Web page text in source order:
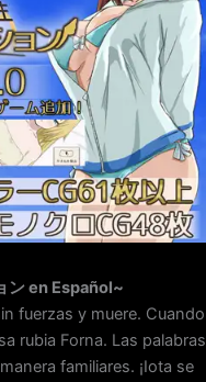
ン en Español~
fuerzas y muere. Cuando
rubia Forna. Las palabras
familiares. ¡Iota se